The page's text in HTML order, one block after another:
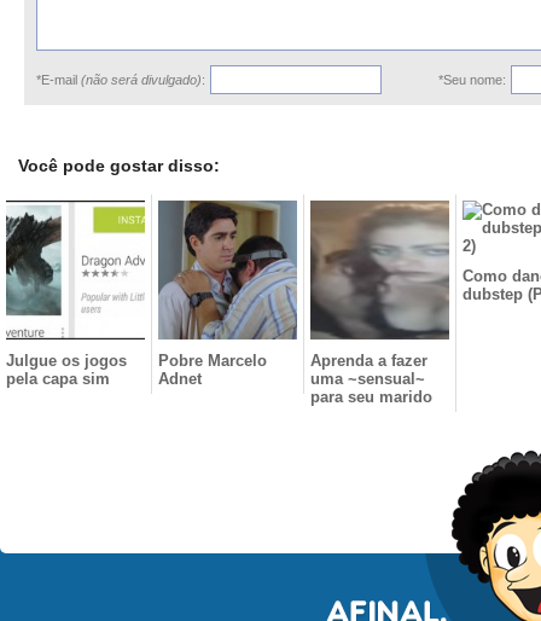
*E-mail (não será divulgado): *Seu nome:
Você pode gostar disso:
Julgue os jogos
pela capa sim
Pobre Marcelo
Adnet
Aprenda a fazer
uma ~sensual~
para seu marido
Como
dubstep